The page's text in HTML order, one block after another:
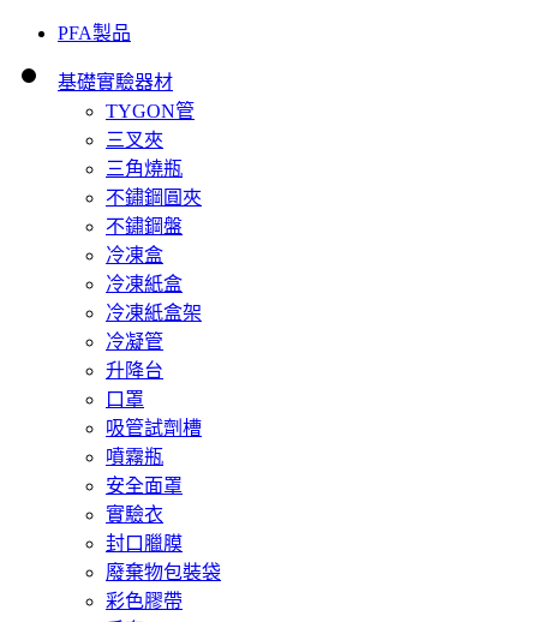
PFA製品
基礎實驗器材
TYGON管
三叉夾
三角燒瓶
不鏽鋼圓夾
不鏽鋼盤
冷凍盒
冷凍紙盒
冷凍紙盒架
冷凝管
升降台
口罩
吸管試劑槽
噴霧瓶
安全面罩
實驗衣
封口臘膜
廢棄物包裝袋
彩色膠帶